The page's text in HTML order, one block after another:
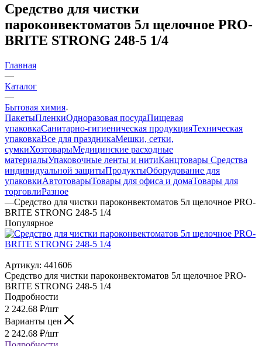
Средство для чистки
пароконвектоматов 5л щелочное PRO-
BRITE STRONG 248-5 1/4
Главная
—
Каталог
—
Бытовая химия
ПакетыПленкиОдноразовая посудаПищевая
упаковкаСанитарно-гигиеническая продукцияТехническая
упаковкаВсе для праздникаМешки, сетки,
сумкиХозтоварыМедицинские расходные
материалыУпаковочные ленты и нитиКанцтовары Средства
индивидуальной защитыПродуктыОборудование для
упаковкиАвтотоварыТовары для офиса и домаТовары для
торговлиРазное
—Средство для чистки пароконвектоматов 5л щелочное PRO-
BRITE STRONG 248-5 1/4
Популярное
Артикул: 441606
Средство для чистки пароконвектоматов 5л щелочное PRO-
BRITE STRONG 248-5 1/4
Подробности
2 242.68 ₽/шт
Варианты цен
2 242.68 ₽/шт